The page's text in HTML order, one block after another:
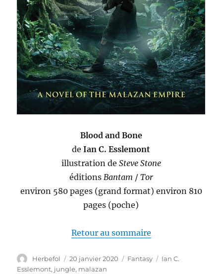
Blood and Bone
de Ian C. Esslemont
illustration de Steve Stone
éditions Bantam / Tor
environ 580 pages (grand format) environ 810
pages (poche)
Retour au sommaire
Auteur
Herbefol
Publié
le
20 janvier 2020 Catégories
Fantasy Étiquettes
Ian C.
Esslemont, jungle, malazan